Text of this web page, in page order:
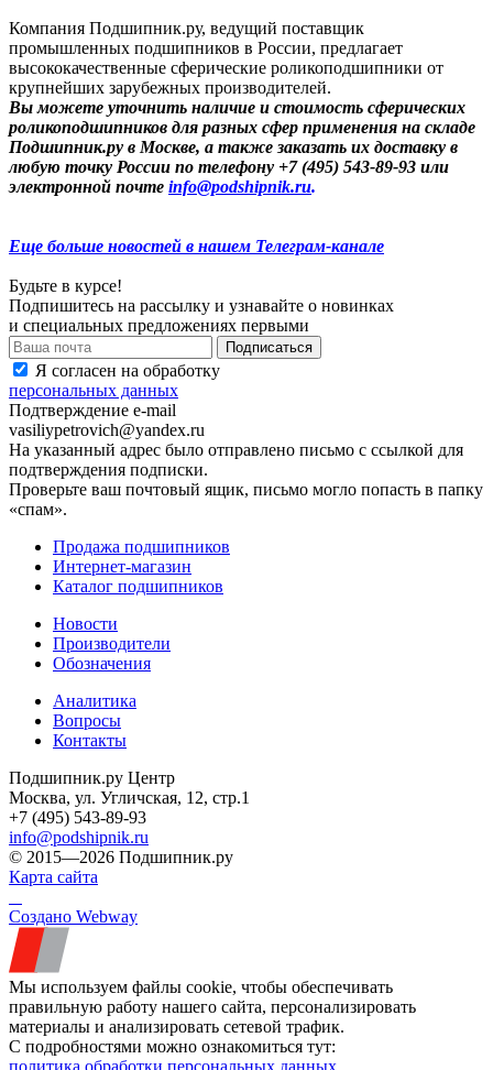
Компания Подшипник.ру, ведущий поставщик
промышленных подшипников в России, предлагает
высококачественные сферические роликоподшипники от
крупнейших зарубежных производителей.
Вы можете уточнить наличие и стоимость сферических
роликоподшипников для разных сфер применения на складе
Подшипник.ру в Москве, а также заказать их доставку в
любую точку России по телефону +7 (495) 543-89-93 или
электронной почте info@podshipnik.ru.
Еще больше новостей в нашем Телеграм-канале
Будьте в курсе!
Подпишитесь на рассылку и узнавайте о новинках
и специальных предложениях первыми
Я согласен на обработку
персональных данных
Подтверждение e-mail
vasiliypetrovich@yandex.ru
На указанный адрес было отправлено письмо с ссылкой для
подтверждения подписки.
Проверьте ваш почтовый ящик, письмо могло попасть в папку
«спам».
Продажа подшипников
Интернет-магазин
Каталог подшипников
Новости
Производители
Обозначения
Аналитика
Вопросы
Контакты
Подшипник.ру Центр
Москва, ул. Угличская, 12, стр.1
+7 (495) 543-89-93
info@podshipnik.ru
© 2015—2026 Подшипник.ру
Карта сайта
Создано Webway
Мы используем файлы cookie, чтобы обеспечивать
правильную работу нашего сайта, персонализировать
материалы и анализировать сетевой трафик.
С подробностями можно ознакомиться тут: